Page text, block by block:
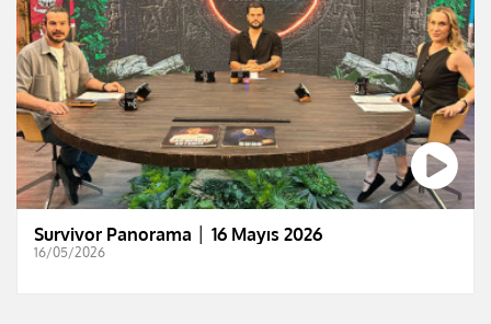
Survivor Panorama │ 16 Mayıs 2026
16/05/2026